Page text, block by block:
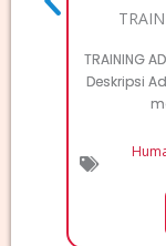
TRAINING
Deskripsi